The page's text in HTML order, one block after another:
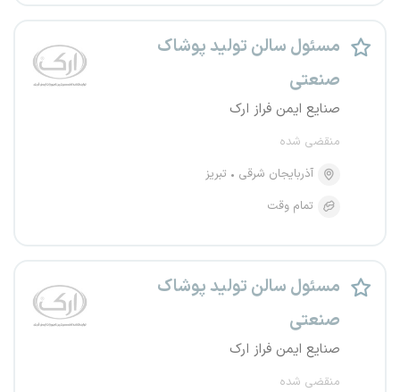
مسئول سالن تولید پوشاک
صنعتی
صنایع ایمن فراز ارک
منقضی شده
آذربایجان شرقی
تبریز
تمام وقت
مسئول سالن تولید پوشاک
صنعتی
صنایع ایمن فراز ارک
منقضی شده